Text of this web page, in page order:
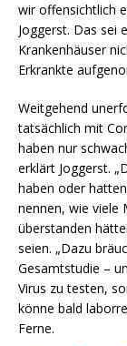
wir offensichtlich
Joggerst. Das sei
Krankenhäuser
Erkrankte
Weitgehend
tatsächlich mit
haben nur
erklärt Joggerst.
haben oder
nennen, wie viele
überstanden
seien. „Dazu
Gesamtstudie –
Virus zu testen,
könne bald
Ferne.